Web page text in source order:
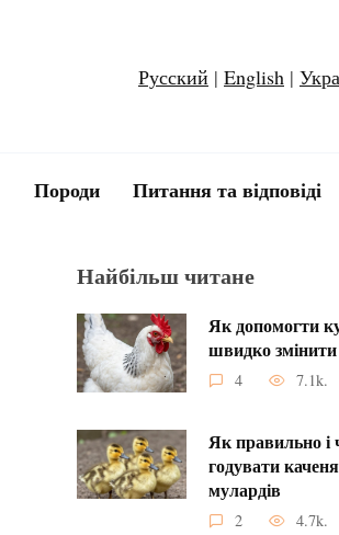
Русский | English |
Породи Питання та відповіді
Найбільш читане
Як допомогти
швидко
4 7.1k.
Як правильно і
годувати
мулардів
2 4.7k.